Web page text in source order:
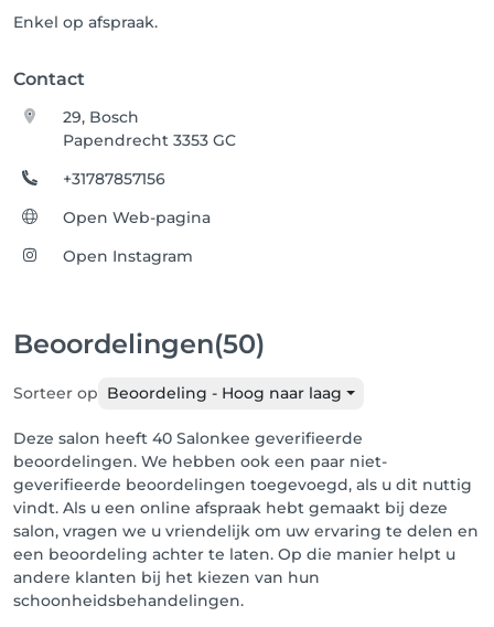
Enkel op afspraak.
Contact
29, Bosch
Papendrecht 3353 GC
+31787857156
Open Web-pagina
Open Instagram
Beoordelingen(50)
Sorteer op Beoordeling - Hoog naar laag
Deze salon heeft 40 Salonkee geverifieerde
beoordelingen. We hebben ook een paar niet-
geverifieerde beoordelingen toegevoegd, als u dit nuttig
vindt. Als u een online afspraak hebt gemaakt bij deze
salon, vragen we u vriendelijk om uw ervaring te delen en
een beoordeling achter te laten. Op die manier helpt u
andere klanten bij het kiezen van hun
schoonheidsbehandelingen.